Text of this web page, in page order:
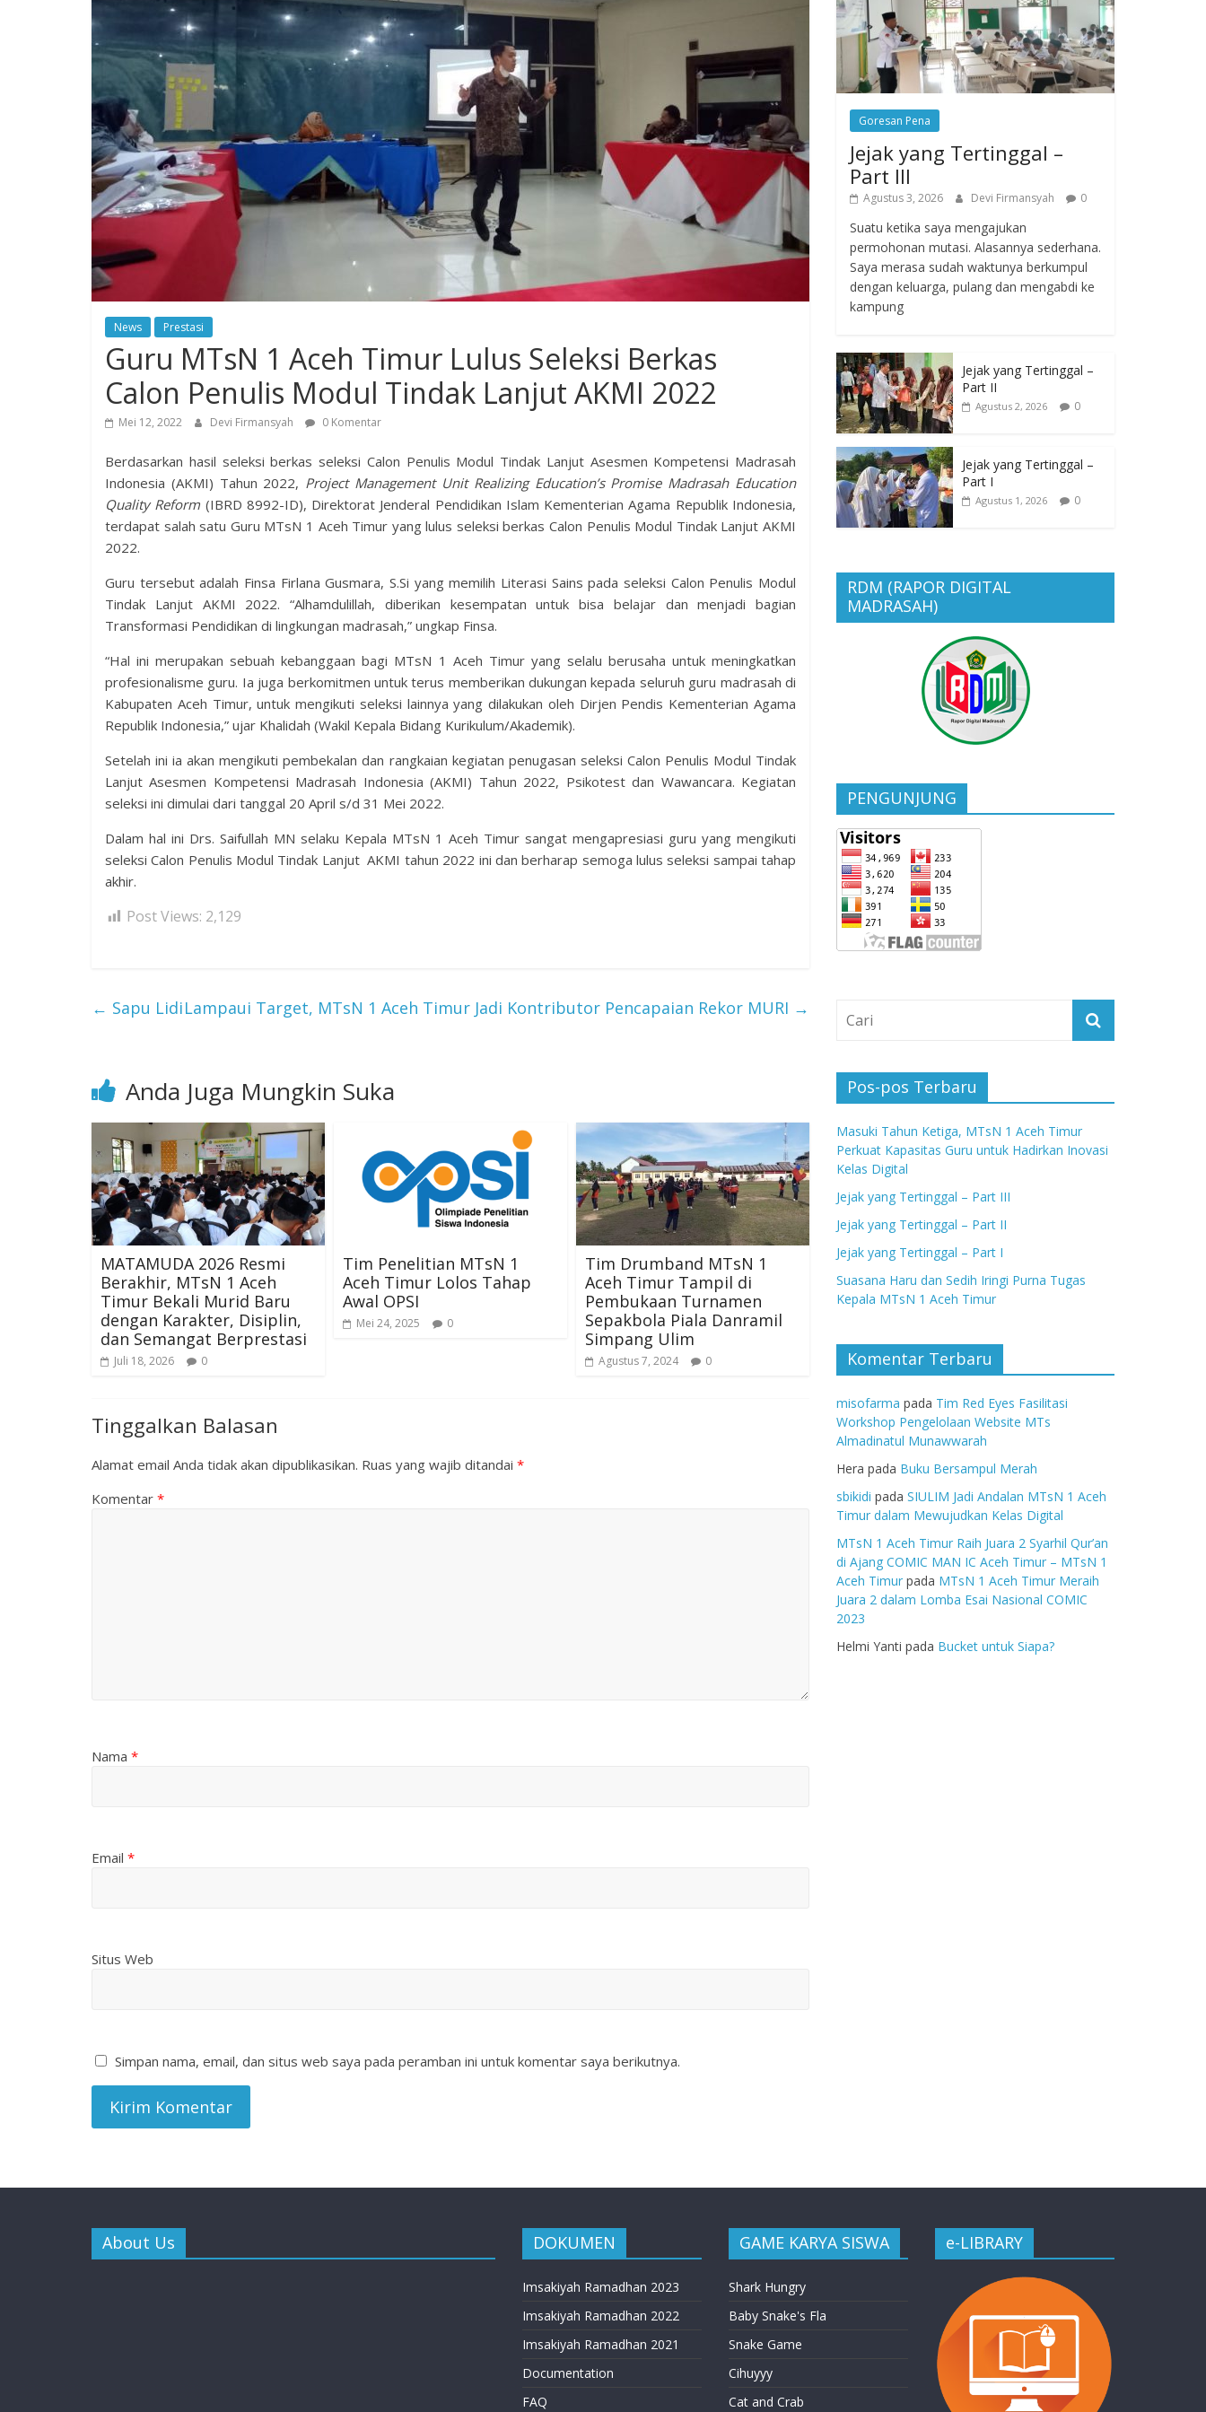
News Prestasi
Guru MTsN 1 Aceh Timur Lulus Seleksi Berkas
Calon Penulis Modul Tindak Lanjut AKMI 2022
Mei 12, 2022 Devi Firmansyah 0 Komentar
Berdasarkan hasil seleksi berkas seleksi Calon Penulis Modul Tindak Lanjut Asesmen Kompetensi Madrasah
Indonesia (AKMI) Tahun 2022, Project Management Unit Realizing Education’s Promise Madrasah Education
Quality Reform (IBRD 8992-ID), Direktorat Jenderal Pendidikan Islam Kementerian Agama Republik Indonesia,
terdapat salah satu Guru MTsN 1 Aceh Timur yang lulus seleksi berkas Calon Penulis Modul Tindak Lanjut AKMI
2022.
Guru tersebut adalah Finsa Firlana Gusmara, S.Si yang memilih Literasi Sains pada seleksi Calon Penulis Modul
Tindak Lanjut AKMI 2022. “Alhamdulillah, diberikan kesempatan untuk bisa belajar dan menjadi bagian
Transformasi Pendidikan di lingkungan madrasah,” ungkap Finsa.
“Hal ini merupakan sebuah kebanggaan bagi MTsN 1 Aceh Timur yang selalu berusaha untuk meningkatkan
profesionalisme guru. Ia juga berkomitmen untuk terus memberikan dukungan kepada seluruh guru madrasah di
Kabupaten Aceh Timur, untuk mengikuti seleksi lainnya yang dilakukan oleh Dirjen Pendis Kementerian Agama
Republik Indonesia,” ujar Khalidah (Wakil Kepala Bidang Kurikulum/Akademik).
Setelah ini ia akan mengikuti pembekalan dan rangkaian kegiatan penugasan seleksi Calon Penulis Modul Tindak
Lanjut Asesmen Kompetensi Madrasah Indonesia (AKMI) Tahun 2022, Psikotest dan Wawancara. Kegiatan
seleksi ini dimulai dari tanggal 20 April s/d 31 Mei 2022.
Dalam hal ini Drs. Saifullah MN selaku Kepala MTsN 1 Aceh Timur sangat mengapresiasi guru yang mengikuti
seleksi Calon Penulis Modul Tindak Lanjut AKMI tahun 2022 ini dan berharap semoga lulus seleksi sampai tahap
akhir.
Post Views: 2,129
← Sapu LidiLampaui Target, MTsN 1 Aceh Timur Jadi Kontributor Pencapaian Rekor MURI →
Anda Juga Mungkin Suka
MATAMUDA 2026 Resmi
Berakhir, MTsN 1 Aceh
Timur Bekali Murid Baru
dengan Karakter, Disiplin,
dan Semangat Berprestasi
Juli 18, 2026 0
Tim Penelitian MTsN 1
Aceh Timur Lolos Tahap
Awal OPSI
Mei 24, 2025 0
Tim Drumband MTsN 1
Aceh Timur Tampil di
Pembukaan Turnamen
Sepakbola Piala Danramil
Simpang Ulim
Agustus 7, 2024 0
Tinggalkan Balasan
Alamat email Anda tidak akan dipublikasikan. Ruas yang wajib ditandai *
Komentar *
Nama *
Email *
Situs Web
Simpan nama, email, dan situs web saya pada peramban ini untuk komentar saya berikutnya.
Goresan Pena
Jejak yang Tertinggal –
Part III
Agustus 3, 2026 Devi Firmansyah 0
Suatu ketika saya mengajukan
permohonan mutasi. Alasannya sederhana.
Saya merasa sudah waktunya berkumpul
dengan keluarga, pulang dan mengabdi ke
kampung
Jejak yang Tertinggal –
Part II
Agustus 2, 2026 0
Jejak yang Tertinggal –
Part I
Agustus 1, 2026 0
RDM (RAPOR DIGITAL
MADRASAH)
PENGUNJUNG
Pos-pos Terbaru
Masuki Tahun Ketiga, MTsN 1 Aceh Timur
Perkuat Kapasitas Guru untuk Hadirkan Inovasi
Kelas Digital
Jejak yang Tertinggal – Part III
Jejak yang Tertinggal – Part II
Jejak yang Tertinggal – Part I
Suasana Haru dan Sedih Iringi Purna Tugas
Kepala MTsN 1 Aceh Timur
Komentar Terbaru
misofarma pada Tim Red Eyes Fasilitasi
Workshop Pengelolaan Website MTs
Almadinatul Munawwarah
Hera pada Buku Bersampul Merah
sbikidi pada SIULIM Jadi Andalan MTsN 1 Aceh
Timur dalam Mewujudkan Kelas Digital
MTsN 1 Aceh Timur Raih Juara 2 Syarhil Qur’an
di Ajang COMIC MAN IC Aceh Timur – MTsN 1
Aceh Timur pada MTsN 1 Aceh Timur Meraih
Juara 2 dalam Lomba Esai Nasional COMIC
2023
Helmi Yanti pada Bucket untuk Siapa?
About Us DOKUMEN
Imsakiyah Ramadhan 2023
Imsakiyah Ramadhan 2022
Imsakiyah Ramadhan 2021
Documentation
FAQ
GAME KARYA SISWA
Shark Hungry
Baby Snake's Fla
Snake Game
Cihuyyy
Cat and Crab
e-LIBRARY